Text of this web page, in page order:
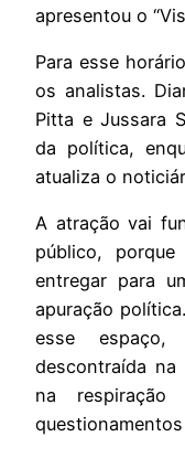
apresentou o
Para esse
os analistas.
Pitta e Jussara
da política,
atualiza o
A atração vai
público,
entregar para
apuração
esse
descontraída
na